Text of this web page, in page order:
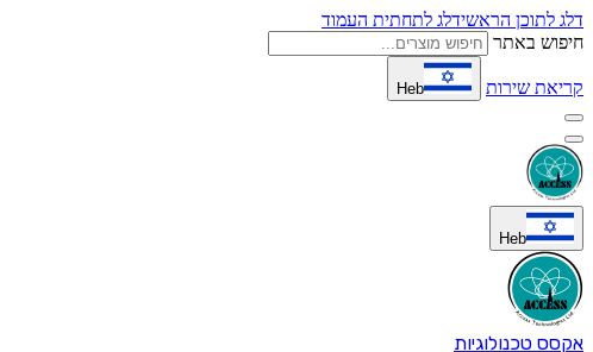
דלג לתוכן הראשידלג לתחתית העמוד
חיפוש באתר
קריאת שירות Heb
Heb
אקסס טכנולוגיות